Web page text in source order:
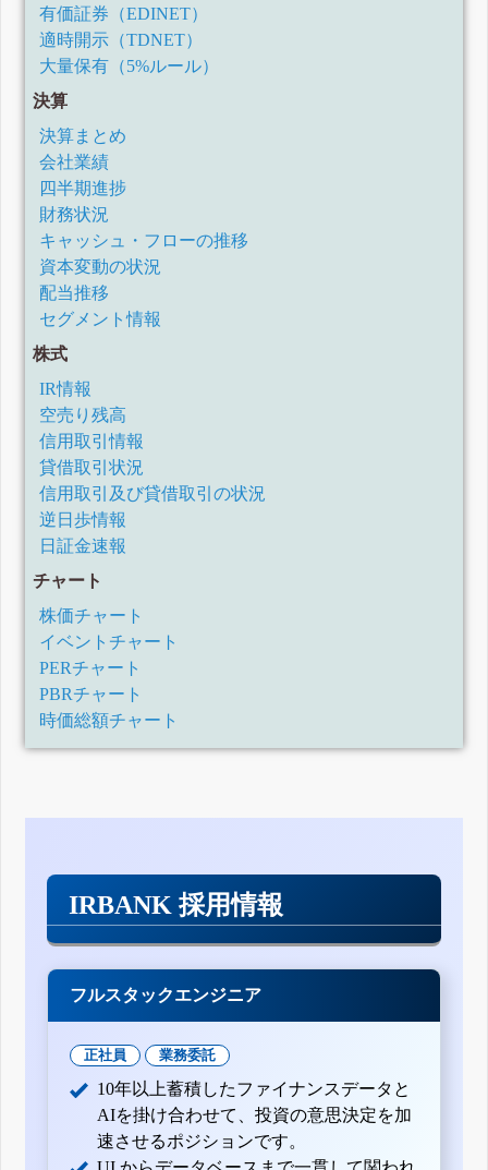
有価証券報告書-第117期(平成26年4月1日-平成27年3月31日)
有価証券報告書-第116期(平成25年4月1日-平成26年3月31日)
有価証券（EDINET）
適時開示（TDNET）
大量保有（5%ルール）
決算
決算まとめ
会社業績
四半期進捗
財務状況
キャッシュ・フローの推移
資本変動の状況
配当推移
セグメント情報
株式
IR情報
空売り残高
信用取引情報
貸借取引状況
信用取引及び貸借取引の状況
逆日歩情報
日証金速報
チャート
株価チャート
イベントチャート
PERチャート
PBRチャート
時価総額チャート
IRBANK 採用情報
フルスタックエンジニア
正社員 業務委託
10年以上蓄積したファイナンスデータと
AIを掛け合わせて、投資の意思決定を加
速させるポジションです。